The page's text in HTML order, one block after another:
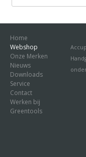
Home
Webshop
Onze Merken
Nieuws
Downloads
Service
Contact
Werken bij
Greentools